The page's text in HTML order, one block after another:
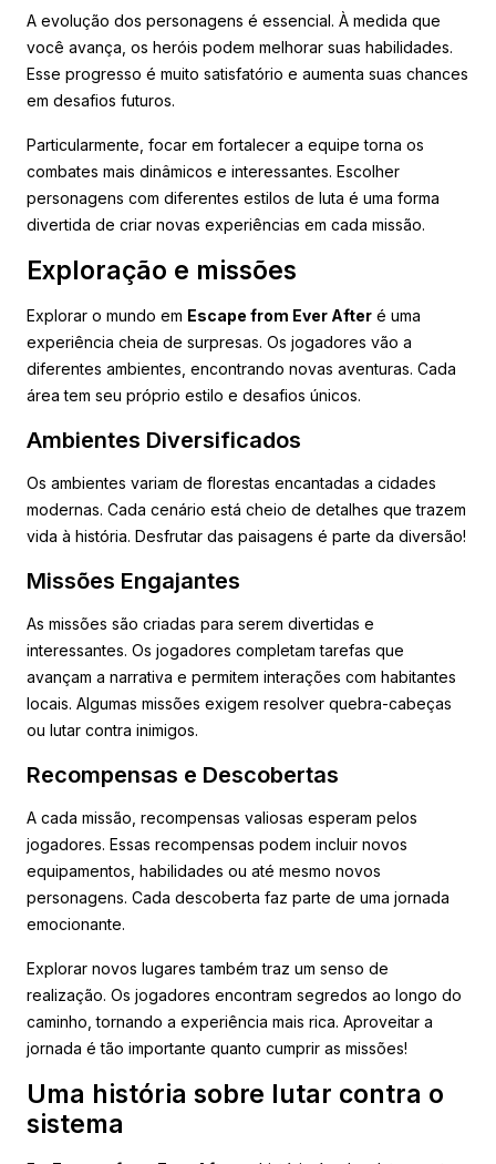
A evolução dos personagens é essencial. À medida que
você avança, os heróis podem melhorar suas habilidades.
Esse progresso é muito satisfatório e aumenta suas chances
em desafios futuros.
Particularmente, focar em fortalecer a equipe torna os
combates mais dinâmicos e interessantes. Escolher
personagens com diferentes estilos de luta é uma forma
divertida de criar novas experiências em cada missão.
Exploração e missões
Explorar o mundo em Escape from Ever After é uma
experiência cheia de surpresas. Os jogadores vão a
diferentes ambientes, encontrando novas aventuras. Cada
área tem seu próprio estilo e desafios únicos.
Ambientes Diversificados
Os ambientes variam de florestas encantadas a cidades
modernas. Cada cenário está cheio de detalhes que trazem
vida à história. Desfrutar das paisagens é parte da diversão!
Missões Engajantes
As missões são criadas para serem divertidas e
interessantes. Os jogadores completam tarefas que
avançam a narrativa e permitem interações com habitantes
locais. Algumas missões exigem resolver quebra-cabeças
ou lutar contra inimigos.
Recompensas e Descobertas
A cada missão, recompensas valiosas esperam pelos
jogadores. Essas recompensas podem incluir novos
equipamentos, habilidades ou até mesmo novos
personagens. Cada descoberta faz parte de uma jornada
emocionante.
Explorar novos lugares também traz um senso de
realização. Os jogadores encontram segredos ao longo do
caminho, tornando a experiência mais rica. Aproveitar a
jornada é tão importante quanto cumprir as missões!
Uma história sobre lutar contra o
sistema